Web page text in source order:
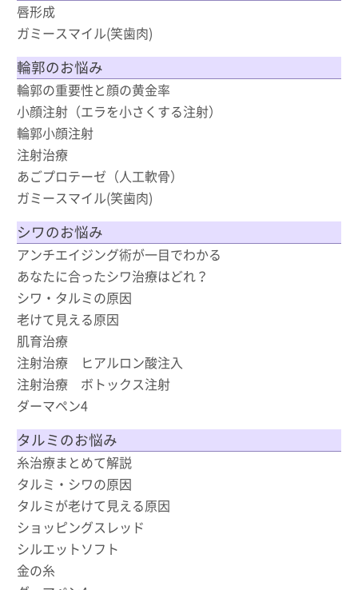
唇形成
ガミースマイル(笑歯肉)
輪郭のお悩み
輪郭の重要性と顔の黄金率
小顔注射（エラを小さくする注射）
輪郭小顔注射
注射治療
あごプロテーゼ（人工軟骨）
ガミースマイル(笑歯肉)
シワのお悩み
アンチエイジング術が一目でわかる
あなたに合ったシワ治療はどれ？
シワ・タルミの原因
老けて見える原因
肌育治療
注射治療 ヒアルロン酸注入
注射治療 ボトックス注射
ダーマペン4
タルミのお悩み
糸治療まとめて解説
タルミ・シワの原因
タルミが老けて見える原因
ショッピングスレッド
シルエットソフト
金の糸